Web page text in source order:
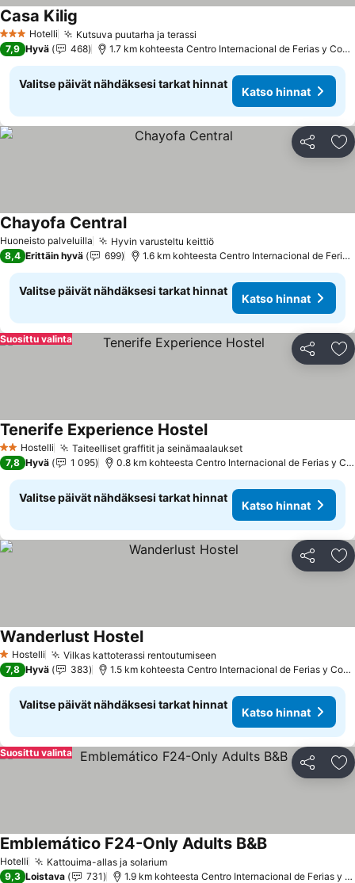
3 Tähtiluokitus
Hotelli Kutsuva puutarha ja terassi
Casa Kilig
7,9 Hyvä 468 1.7 km kohteesta Centro Internacional de Ferias y
Valitse päivät nähdäksesi tarkat hinnat
Katso hinnat
Jaa
Huoneisto palveluilla Hyvin varusteltu keittiöKatso hinnat
Chayofa CentralKatso hinnat
8,4 Erittäin hyvä 699 1.6 km kohteesta Centro Internacional de
Valitse päivät nähdäksesi tarkat hinnat
Katso hinnat
Jaa
Suosittu valinta
2 Tähtiluokitus
Hostelli Taiteelliset graffitit ja seinämaalauksetKatso hinnat
Tenerife Experience HostelKatso hinnat
7,8 Hyvä 1 095 0.8 km kohteesta Centro Internacional de Ferias y
Valitse päivät nähdäksesi tarkat hinnat
Katso hinnat
Jaa
1 Tähtiluokitus
Hostelli Vilkas kattoterassi rentoutumiseen
Wanderlust HostelKatso hinnat
7,8 Hyvä 383 1.5 km kohteesta Centro Internacional de Ferias y
Valitse päivät nähdäksesi tarkat hinnat
Katso hinnat
Jaa
Suosittu valinta
Hotelli Kattouima-allas ja solariumKatso hinnat
Emblemático F24-Only Adults B&BKatso hinnat
9,3 Loistava 731 1.9 km kohteesta Centro Internacional de Ferias y